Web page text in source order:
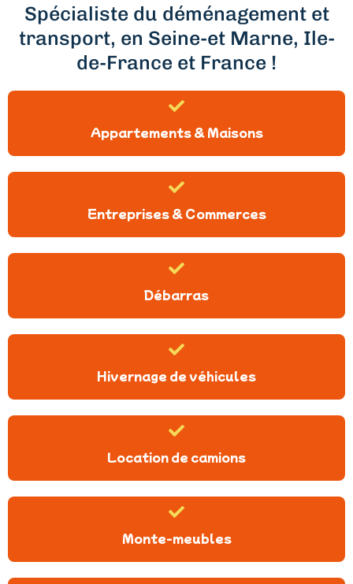
Spécialiste du déménagement et
transport, en Seine-et Marne, Ile-
de-France et France !
Appartements & Maisons
Entreprises & Commerces
Débarras
Hivernage de véhicules
Location de camions
Monte-meubles